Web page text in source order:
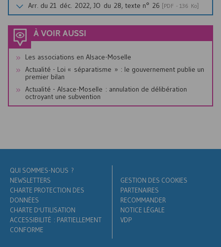
Arr. du 21 déc. 2022, JO du 28, texte n° 26 [PDF - 136 Ko]
À VOIR AUSSI
Les associations en Alsace-Moselle
Actualité - Loi « séparatisme » : le gouvernement publie un
premier bilan
Actualité - Alsace-Moselle : annulation de délibération
octroyant une subvention
QUI SOMMES-NOUS ?
NEWSLETTERS
CHARTE PROTECTION DES
DONNÉES
CHARTE D'UTILISATION
ACCESSIBILITÉ : PARTIELLEMENT
CONFORME
GESTION DES COOKIES
PARTENAIRES
RECOMMANDER
NOTICE LÉGALE
VDP